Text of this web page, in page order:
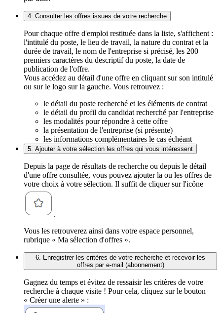
4. Consulter les offres issues de votre recherche
Pour chaque offre d'emploi restituée dans la liste, s'affichent :
l'intitulé du poste, le lieu de travail, la nature du contrat et la
durée de travail, le nom de l'entreprise si précisé, les 200
premiers caractères du descriptif du poste, la date de
publication de l'offre.
Vous accédez au détail d'une offre en cliquant sur son intitulé
ou sur le logo sur la gauche. Vous retrouvez :
le détail du poste recherché et les éléments de contrat
le détail du profil du candidat recherché par l'entreprise
les modalités pour répondre à cette offre
la présentation de l'entreprise (si présente)
les informations complémentaires le cas échéant
5. Ajouter à votre sélection les offres qui vous intéressent
Depuis la page de résultats de recherche ou depuis le détail
d'une offre consultée, vous pouvez ajouter la ou les offres de
votre choix à votre sélection. Il suffit de cliquer sur l'icône
.
Vous les retrouverez ainsi dans votre espace personnel,
rubrique « Ma sélection d'offres ».
6. Enregistrer les critères de votre recherche et recevoir les
offres par e-mail (abonnement)
Gagnez du temps et évitez de ressaisir les critères de votre
recherche à chaque visite ! Pour cela, cliquez sur le bouton
« Créer une alerte » :